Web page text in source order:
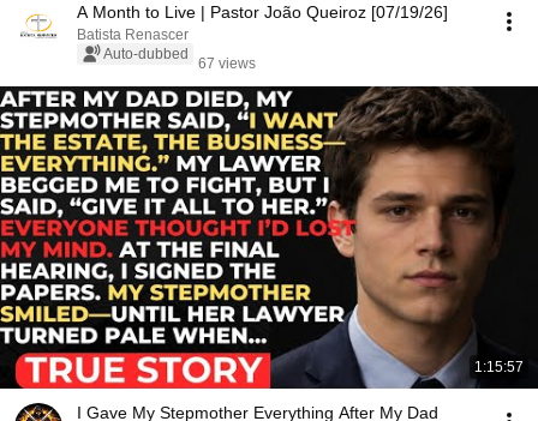
A Month to Live | Pastor João Queiroz [07/19/26]
Batista Renascer
Auto-dubbed
67 views
1:15:57
I Gave My Stepmother Everything After My Dad